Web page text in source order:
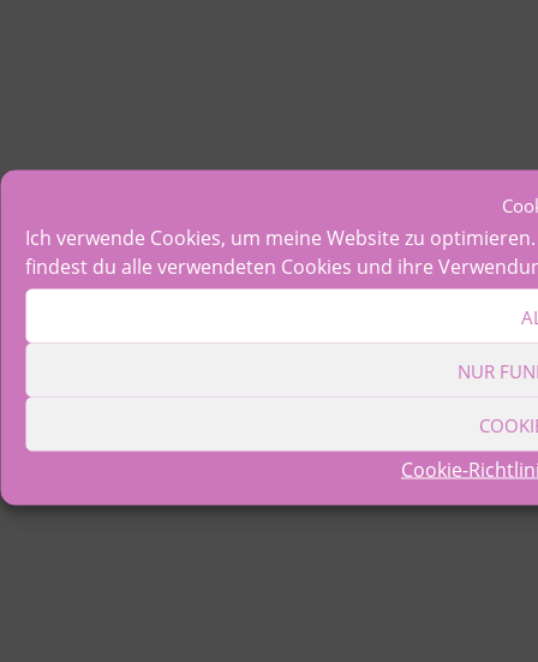
Ich verwende Cookies, um meine Website zu
findest du alle verwendeten Cookies und ihre
NUR
Cookie-